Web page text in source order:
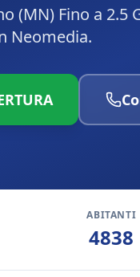
(MN) Fino a
Neomedia.
ABITANTI
4838